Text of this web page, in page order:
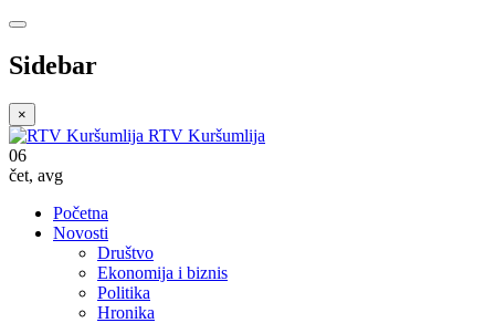
Sidebar
×
RTV Kuršumlija
06
čet, avg
Početna
Novosti
Društvo
Ekonomija i biznis
Politika
Hronika